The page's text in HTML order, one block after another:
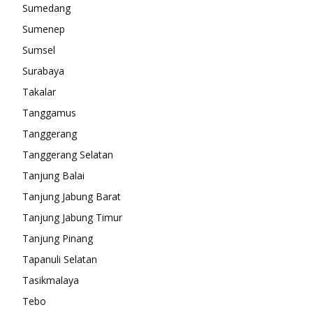
Sumedang
Sumenep
Sumsel
Surabaya
Takalar
Tanggamus
Tanggerang
Tanggerang Selatan
Tanjung Balai
Tanjung Jabung Barat
Tanjung Jabung Timur
Tanjung Pinang
Tapanuli Selatan
Tasikmalaya
Tebo